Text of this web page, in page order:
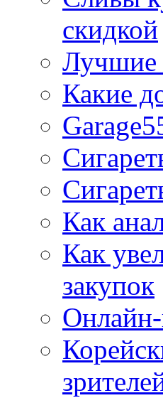
скидкой
Лучшие
Какие
Как
Как
закупок